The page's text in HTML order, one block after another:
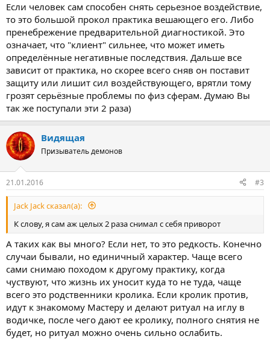
Если человек сам способен снять серьезное воздействие,
то это большой прокол практика вешающего его. Либо
пренебрежение предварительной диагностикой. Это
означает, что "клиент" сильнее, что может иметь
определённые негативные последствия. Дальше все
зависит от практика, но скорее всего сняв он поставит
защиту или лишит сил воздействующего, врятли тому
грозят серьёзные проблемы по физ сферам. Думаю Вы
так же поступали эти 2 раза)
Видящая
Призыватель демонов
21.01.2016 #3
Jack Jack сказал(а):
К слову, я сам аж целых 2 раза снимал с себя приворот
А таких как вы много? Если нет, то это редкость. Конечно
случаи бывали, но единичный характер. Чаще всего
сами снимаю походом к другому практику, когда
чуствуют, что жизнь их уносит куда то не туда, чаще
всего это родственники кролика. Если кролик против,
идут к знакомому Мастеру и делают ритуал на иглу в
водичке, после чего дают ее кролику, полного снятия не
будет, но ритуал можно очень сильно ослабить.